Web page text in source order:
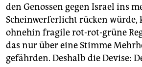
den Genossen gegen Israel ins
Scheinwerferlicht rücken würde,
ohnehin fragile rot-rot-grüne
das nur über eine Stimme
gefährden. Deshalb die Devise: